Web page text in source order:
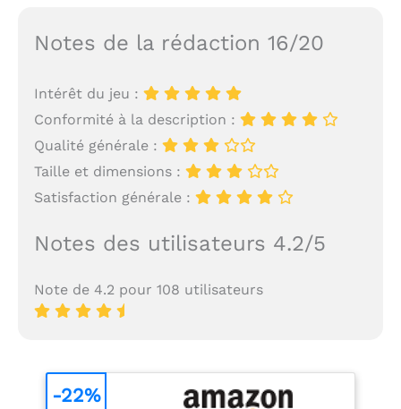
Notes de la rédaction 16/20
Intérêt du jeu :
Conformité à la description :
Qualité générale :
Taille et dimensions :
Satisfaction générale :
Notes des utilisateurs 4.2/5
Note de 4.2 pour 108 utilisateurs
-22%